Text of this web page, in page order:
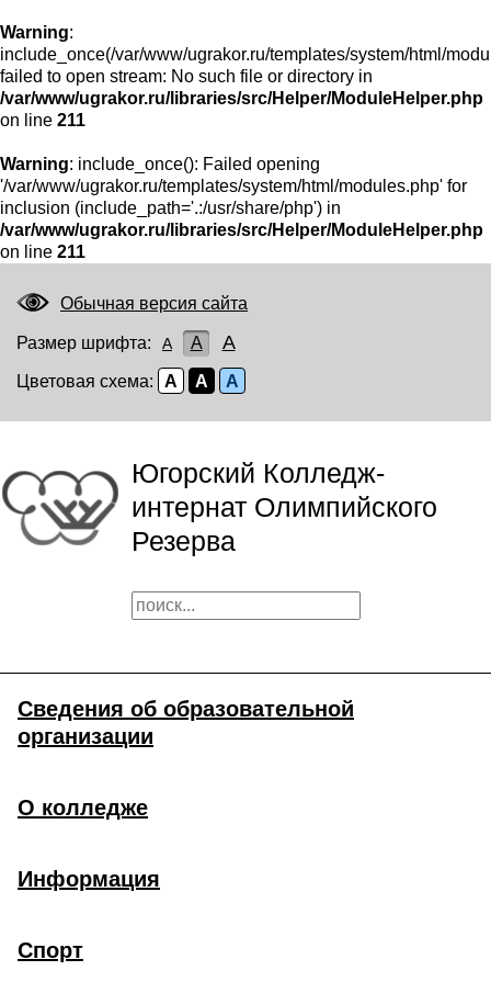
Warning:
include_once(/var/www/ugrakor.ru/templates/system/html/
failed to open stream: No such file or directory in
/var/www/ugrakor.ru/libraries/src/Helper/ModuleHelper.php
on line 211
Warning: include_once(): Failed opening
'/var/www/ugrakor.ru/templates/system/html/modules.php' for
inclusion (include_path='.:/usr/share/php') in
/var/www/ugrakor.ru/libraries/src/Helper/ModuleHelper.php
on line 211
Обычная версия сайта
Размер шрифта: A A A
Цветовая схема: A A A
Югорский Колледж-
интернат Олимпийского
Резерва
Сведения об образовательной
организации
О колледже
Информация
Спорт